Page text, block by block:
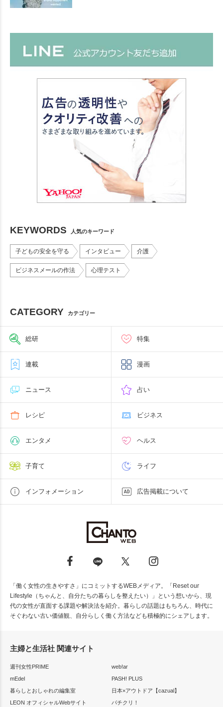
KEYWORDS 人気のキーワード
子どもの安全を守る インタビュー 介護
ビジネスメールの作法 心理テスト
CATEGORY カテゴリー
総研 特集
連載 漫画
ニュース 占い
レシピ ビジネス
エンタメ ヘルス
子育て ライフ
インフォメーション 広告掲載について
「働く女性の生きやすさ」にコミットするWEBメディア。「Reset our
Lifestyle（ちゃんと、自分たちの暮らしを整えたい）」という想いから、現
代の女性が直面する課題や解決法を紹介。暮らしの話題はもちろん、時代に
そぐわない古い価値観、自分らしく働く方法なども積極的にシェアします。
主婦と生活社 関連サイト
週刊女性PRIME
web!ar
mEdel
PASH! PLUS
暮らしとおしゃれの編集室
日本×アウトドア【cazual】
LEON オフィシャルWebサイト
パチクリ！